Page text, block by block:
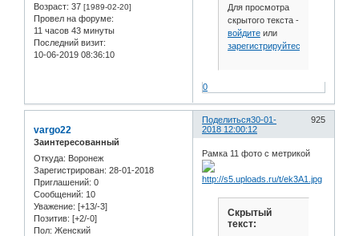
Возраст: 37 [1989-02-20]
Провел на форуме:
11 часов 43 минуты
Последний визит:
10-06-2019 08:36:10
Для просмотра
скрытого текста -
войдитеили
зарегистрируйтесь
0
Поделиться 925
30-01-
2018 12:00:12
vargo22
Заинтересованный
Откуда: Воронеж
Зарегистрирован: 28-01-2018
Приглашений: 0
Сообщений: 10
Уважение: [+13/-3]
Позитив: [+2/-0]
Пол: Женский
Рамка 11 фото с метрикой
Скрытый
текст: